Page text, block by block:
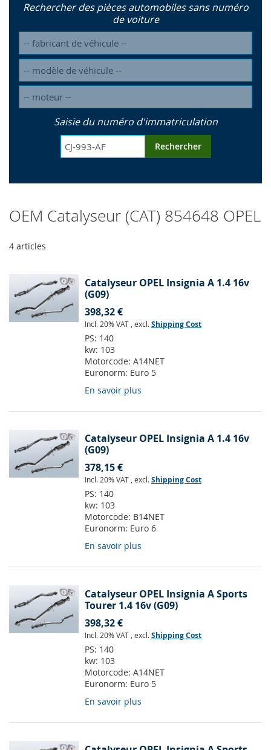
Rechercher des pièces automobiles sans numéro
de voiture
Saisie du numéro d'immatriculation
Rechercher
OEM Catalyseur (CAT) 854648 OPEL
4 articles
Catalyseur OPEL Insignia A 1.4 16v
(G09)
398,32 €
Incl. 20% VAT , excl.Shipping Cost
PS: 140
kw: 103
Motorcode: A14NET
Euronorm: Euro 5
En savoir plus
Catalyseur OPEL Insignia A 1.4 16v
(G09)
378,15 €
Incl. 20% VAT , excl.Shipping Cost
PS: 140
kw: 103
Motorcode: B14NET
Euronorm: Euro 6
En savoir plus
Catalyseur OPEL Insignia A Sports
Tourer 1.4 16v (G09)
398,32 €
Incl. 20% VAT , excl.Shipping Cost
PS: 140
kw: 103
Motorcode: A14NET
Euronorm: Euro 5
En savoir plus